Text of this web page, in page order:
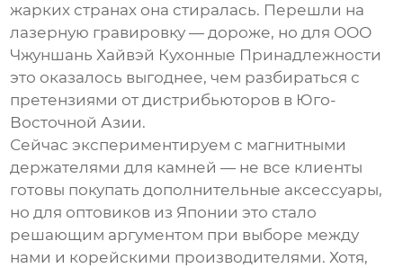
жарких странах она стиралась. Перешли на
лазерную гравировку — дороже, но для ООО
Чжуншань Хайвэй Кухонные Принадлежности
это оказалось выгоднее, чем разбираться с
претензиями от дистрибьюторов в Юго-
Восточной Азии.
Сейчас экспериментируем с магнитными
держателями для камней — не все клиенты
готовы покупать дополнительные аксессуары,
но для оптовиков из Японии это стало
решающим аргументом при выборе между
нами и корейскими производителями. Хотя,